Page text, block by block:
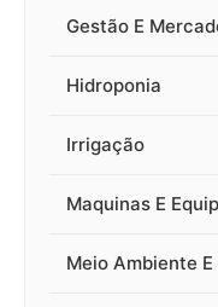
Gestão E
Hidroponia
Irrigação
Maquinas E
Meio Ambiente